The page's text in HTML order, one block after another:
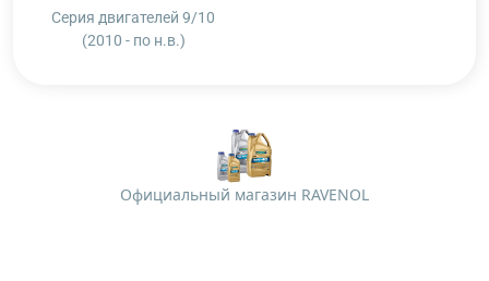
Серия двигателей 9/10
(2010 - по н.в.)
Официальный магазин RAVENOL